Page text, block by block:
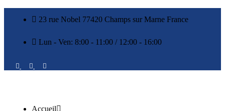
23 rue Nobel 77420 Champs sur Marne France
Lun - Ven: 8:00 - 11:00 / 12:00 - 16:00
Accueil